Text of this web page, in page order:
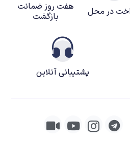
جدید در بازی و گذر از سیل و آتش
در محل
هفت روز ضمانت
بازگشت
پشتیبانی آنلاین